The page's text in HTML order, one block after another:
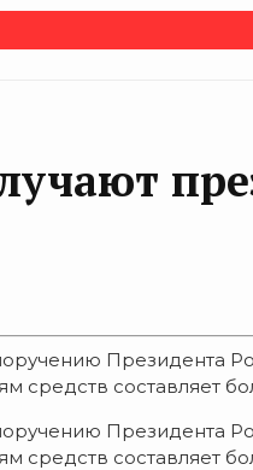
Президента
средств составляет
Президента
средств составляет